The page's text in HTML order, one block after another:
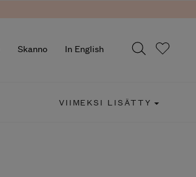
Skanno In English
VIIMEKSI LISÄTTY